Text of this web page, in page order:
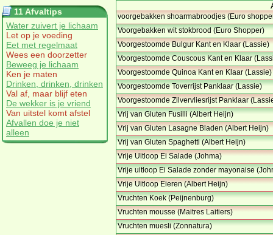
11 Afvaltips
Water zuivert je lichaam
Let op je voeding
Eet met regelmaat
Wees een doorzetter
Beweeg je lichaam
Ken je maten
Drinken, drinken, drinken
Val af, maar blijf eten
De wekker is je vriend
Van uitstel komt afstel
Afvallen doe je niet
alleen
voorgebakken shoarmabroodjes (Euro
Voorgebakken wit stokbrood (Euro Shopper)
Voorgestoomde Bulgur Kant en Klaar (Lassie)
Voorgestoomde Couscous Kant en Klaar
Voorgestoomde Quinoa Kant en Klaar (Lassie)
Voorgestoomde Toverrijst Panklaar (Lassie)
Voorgestoomde Zilvervliesrijst Panklaar
Vrij van Gluten Fusilli (Albert Heijn)
Vrij van Gluten Lasagne Bladen (Albert Heijn)
Vrij van Gluten Spaghetti (Albert Heijn)
Vrije Uitloop Ei Salade (Johma)
Vrije uitloop Ei Salade zonder mayonaise
Vrije Uitloop Eieren (Albert Heijn)
Vruchten Koek (Peijnenburg)
Vruchten mousse (Maitres Laitiers)
Vruchten muesli (Zonnatura)